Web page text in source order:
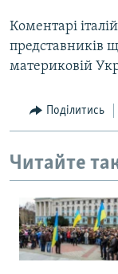
Коментарі
представників
материковій
Поділитись
Читайте